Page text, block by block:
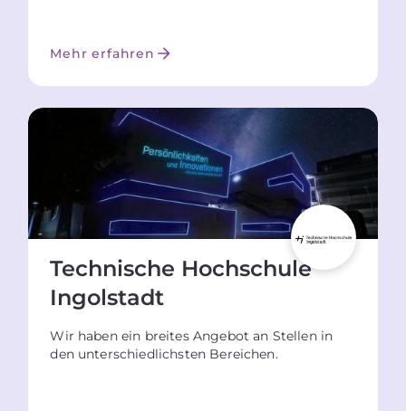
Mehr erfahren
Technische Hochschule
Ingolstadt
Wir haben ein breites Angebot an Stellen in
den unterschiedlichsten Bereichen.